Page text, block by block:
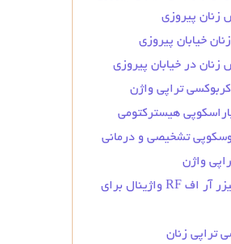
پیروزی
خیابان پیروزی
در خیابان پیروزی
کربوکسی تراپی واژن
هیسترکتومی
تشخیصی و درمانی
واژن
فواید لیزر آر اف RF واژینال برای
تراپی زنان